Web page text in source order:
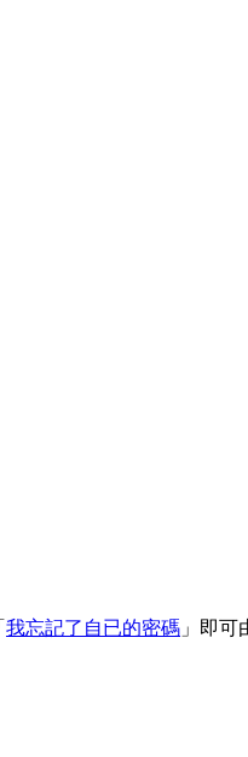
我忘記了自已的密碼 」即可